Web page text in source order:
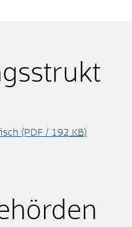
(PDF / 192 KB)